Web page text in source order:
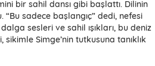
bir sahil dansı gibi başlattı. Dilinin
“Bu sadece başlangıç” dedi, nefesi
sesleri ve sahil ışıkları, bu deniz
Simge’nin tutkusuna tanıklık